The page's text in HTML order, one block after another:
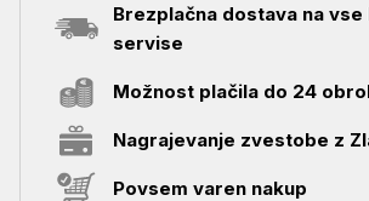
Brezplačna dostava na
servise
Možnost plačila do 24
Nagrajevanje zvestobe z
Povsem varen nakup